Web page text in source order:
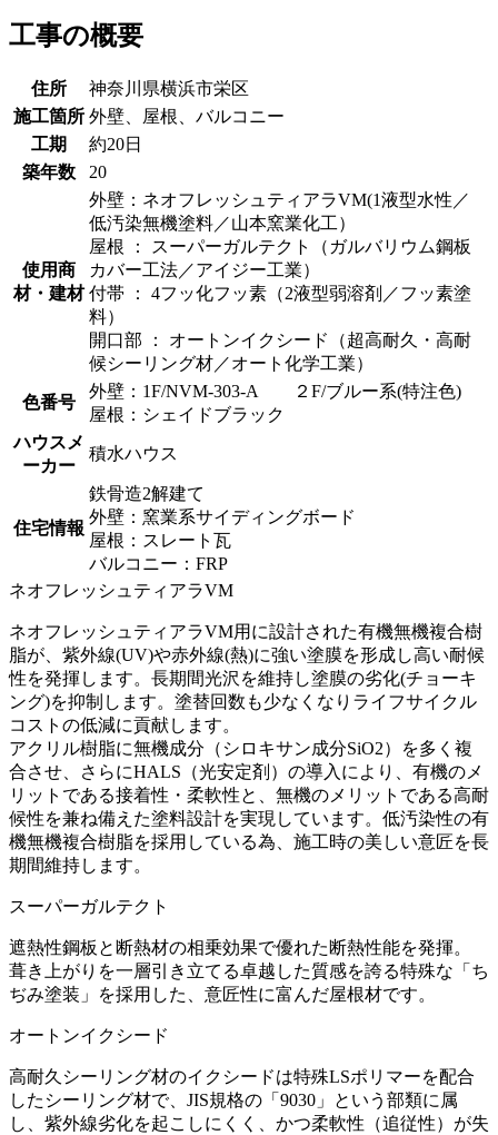
工事の概要
住所
神奈川県横浜市栄区
施工箇所 外壁、屋根、バルコニー
工期
約20日
築年数
20
使用商
材・建材
外壁：ネオフレッシュティアラVM(1液型水性／
低汚染無機塗料／山本窯業化工）
屋根 ： スーパーガルテクト（ガルバリウム鋼板
カバー工法／アイジー工業）
付帯 ： 4フッ化フッ素（2液型弱溶剤／フッ素塗
料）
開口部 ： オートンイクシード（超高耐久・高耐
候シーリング材／オート化学工業）
色番号
外壁：1F/NVM-303-A ２F/ブルー系(特注色)
屋根：シェイドブラック
ハウスメ
ーカー
積水ハウス
住宅情報
鉄骨造2解建て
外壁：窯業系サイディングボード
屋根：スレート瓦
バルコニー：FRP
ネオフレッシュティアラVM
ネオフレッシュティアラVM用に設計された有機無機複合樹
脂が、紫外線(UV)や赤外線(熱)に強い塗膜を形成し高い耐候
性を発揮します。長期間光沢を維持し塗膜の劣化(チョーキ
ング)を抑制します。塗替回数も少なくなりライフサイクル
コストの低減に貢献します。
アクリル樹脂に無機成分（シロキサン成分SiO2）を多く複
合させ、さらにHALS（光安定剤）の導入により、有機のメ
リットである接着性・柔軟性と、無機のメリットである高耐
候性を兼ね備えた塗料設計を実現しています。低汚染性の有
機無機複合樹脂を採用している為、施工時の美しい意匠を長
期間維持します。
スーパーガルテクト
遮熱性鋼板と断熱材の相乗効果で優れた断熱性能を発揮。
葺き上がりを一層引き立てる卓越した質感を誇る特殊な「ち
ぢみ塗装」を採用した、意匠性に富んだ屋根材です。
オートンイクシード
高耐久シーリング材のイクシードは特殊LSポリマーを配合
したシーリング材で、JIS規格の「9030」という部類に属
し、紫外線劣化を起こしにくく、かつ柔軟性（追従性）が失